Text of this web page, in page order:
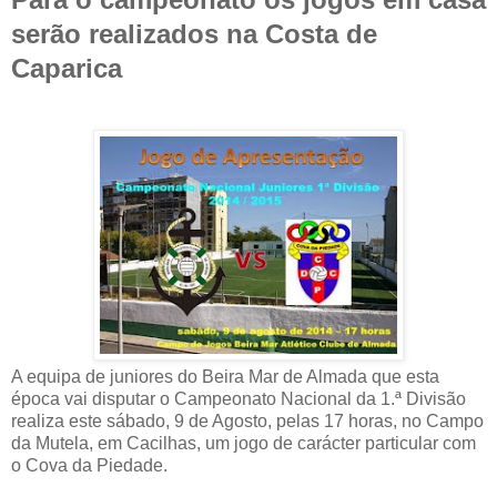
serão realizados na Costa de
Caparica
A equipa de juniores do Beira Mar de Almada que esta
época vai disputar o Campeonato Nacional da 1.ª Divisão
realiza este sábado, 9 de Agosto, pelas 17 horas, no Campo
da Mutela, em Cacilhas, um jogo de carácter particular com
o Cova da Piedade.